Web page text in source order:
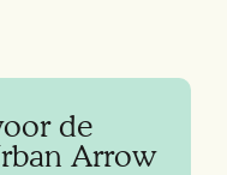
de
Arrow